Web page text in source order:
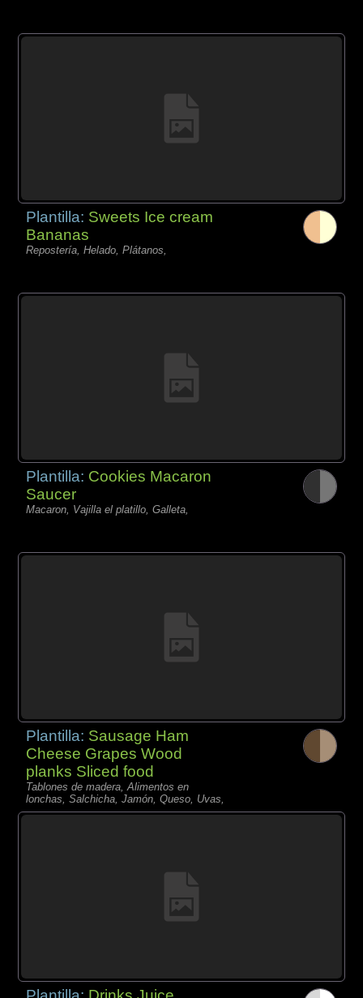
Plantilla: Sweets Ice cream
Bananas
Repostería, Helado, Plátanos,
Plantilla: Cookies Macaron
Saucer
Macaron, Vajilla el platillo, Galleta,
Plantilla: Sausage Ham
Cheese Grapes Wood
planks Sliced food
Tablones de madera, Alimentos en
lonchas, Salchicha, Jamón, Queso, Uvas,